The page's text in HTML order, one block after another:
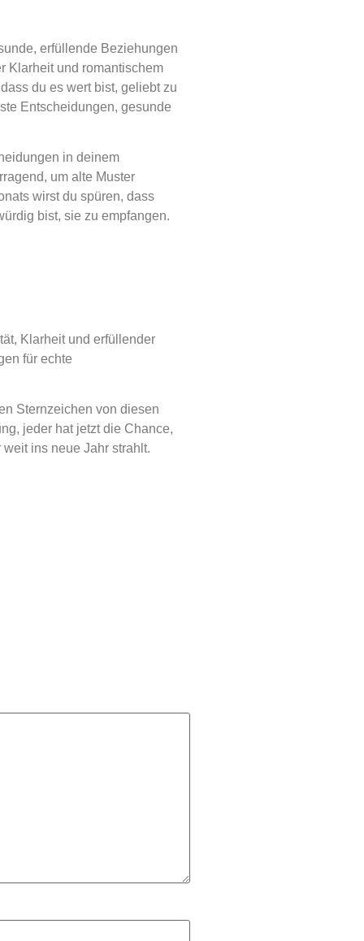
erfüllende Beziehungen
Klarheit und romantischem
du es wert bist, geliebt zu
Entscheidungen, gesunde
in deinem
um alte Muster
wirst du spüren, dass
bist, sie zu empfangen.
Klarheit und erfüllender
für echte
Sternzeichen von diesen
jeder hat jetzt die Chance,
ins neue Jahr strahlt.